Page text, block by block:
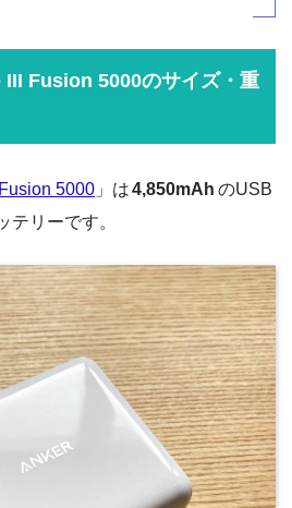
Fusion 5000のサイズ・重
5000 」は4,850mAh のUSB
テリーです。